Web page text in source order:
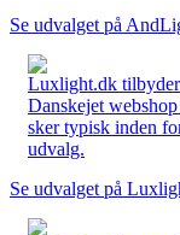
Se udvalget på
Luxlight.dk tilbyder
Danskejet
sker typisk inden
udvalg.
Se udvalget på